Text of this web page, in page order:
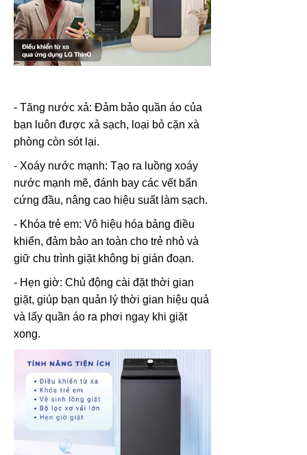
- Tăng nước xả: Đảm bảo quần áo của
bạn luôn được xả sạch, loại bỏ cặn xà
phòng còn sót lại.
- Xoáy nước mạnh: Tạo ra luồng xoáy
nước mạnh mẽ, đánh bay các vết bẩn
cứng đầu, nâng cao hiệu suất làm sạch.
- Khóa trẻ em: Vô hiệu hóa bảng điều
khiển, đảm bảo an toàn cho trẻ nhỏ và
giữ chu trình giặt không bị gián đoạn.
- Hẹn giờ: Chủ động cài đặt thời gian
giặt, giúp bạn quản lý thời gian hiệu quả
và lấy quần áo ra phơi ngay khi giặt
xong.